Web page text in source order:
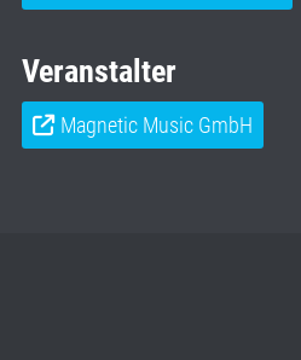
Veranstalter
Magnetic Music GmbH